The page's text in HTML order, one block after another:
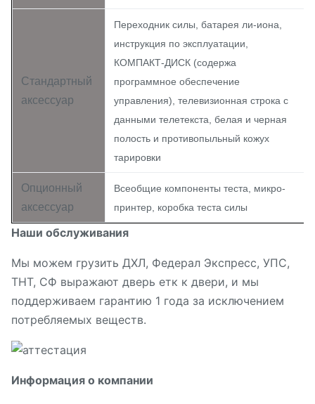
Стандартный
аксессуар
Переходник силы, батарея ли-иона,
инструкция по эксплуатации,
КОМПАКТ-ДИСК (содержа
программное обеспечение
управления), телевизионная строка с
данными телетекста, белая и черная
полость и противопыльный кожух
тарировки
Опционный
аксессуар
Всеобщие компоненты теста, микро-
принтер, коробка теста силы
Наши обслуживания
Мы можем грузить ДХЛ, Федерал Экспресс, УПС,
ТНТ, СФ выражают дверь етк к двери, и мы
поддерживаем гарантию 1 года за исключением
потребляемых веществ.
Информация о компании